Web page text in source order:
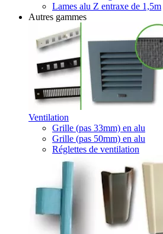
Lames alu Z entraxe de 1,5m
Autres gammes
Ventilation
Grille (pas 33mm) en alu
Grille (pas 50mm) en alu
Réglettes de ventilation